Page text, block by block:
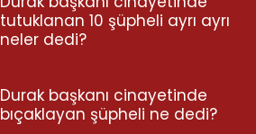
tutuklanan 10 şüpheli ayrı ayrı
neler dedi?
Durak başkanı cinayetinde
bıçaklayan şüpheli ne dedi?